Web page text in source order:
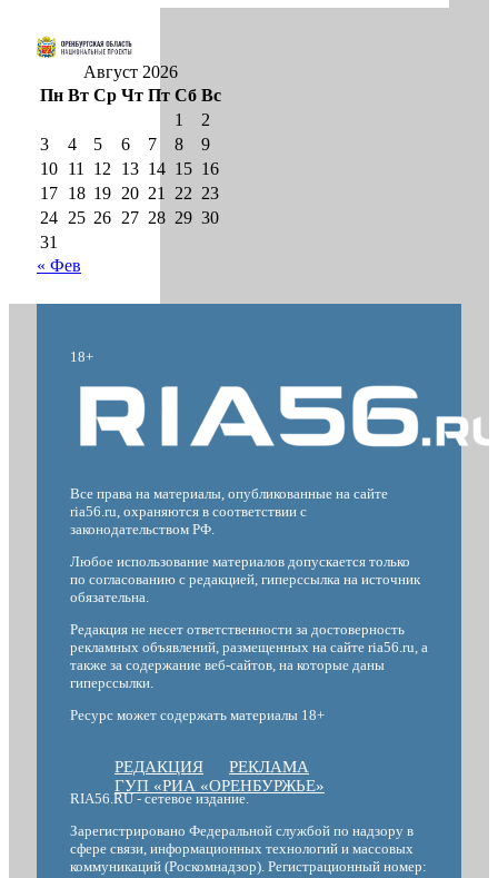
Август 2026
Пн Вт Ср Чт Пт Сб Вс
1
2
3
4 5 6 7 8
9
10 11 12 13 14 15 16
17 18 19 20 21 22 23
24 25 26 27 28 29 30
31
« Фев
18+
Все права на материалы, опубликованные на сайте
ria56.ru, охраняются в соответствии с
законодательством РФ.
Любое использование материалов допускается только
по согласованию с редакцией, гиперссылка на источник
обязательна.
Редакция не несет ответственности за достоверность
рекламных объявлений, размещенных на сайте ria56.ru, а
также за содержание веб-сайтов, на которые даны
гиперссылки.
Ресурс может содержать материалы 18+
РЕДАКЦИЯ
РЕКЛАМА
ГУП «РИА «ОРЕНБУРЖЬЕ»
RIA56.RU - сетевое издание.
Зарегистрировано Федеральной службой по надзору в
сфере связи, информационных технологий и массовых
коммуникаций (Роскомнадзор). Регистрационный номер: